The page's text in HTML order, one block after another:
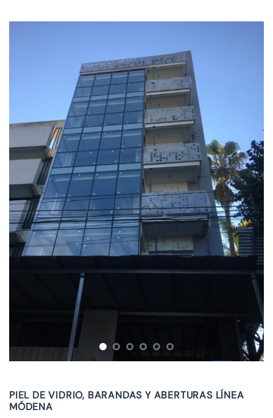
PIEL DE VIDRIO, BARANDAS Y ABERTURAS LÍNEA
MÓDENA